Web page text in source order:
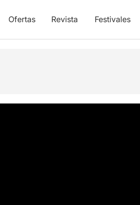
Ofertas Revista Festivales